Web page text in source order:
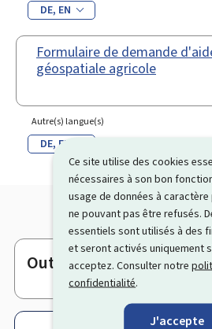
Ce site utilise des cookies
nécessaires à son bon
usage de données à
ne pouvant pas être refusés.
essentiels sont utilisés à des
et seront activés uniquement
acceptez. Consulter notre
confidentialité.
J'accepte
DE EN
Formulaire de demande
géospatiale agricole
Autre(s) langue(s)
DE EN
Pied
de
page
Outils